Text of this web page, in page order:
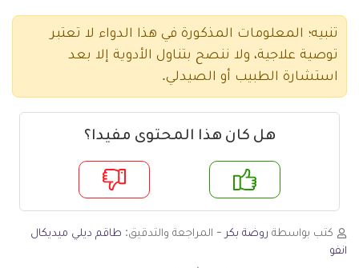
تنبيه؛ المعلومات المذكورة في هذا الدواء لا تعتبر
توصية علاجية، ولا ننصح بتناول الأدوية إلا بعد
استشارة الطبيب أو الصيدلي.
هل كان هذا المحتوى مفيدا؟
لا
كتب بواسطة روضة بكر - المراجعة والتدقيق: طاقم ديلي ميديكال
انفو